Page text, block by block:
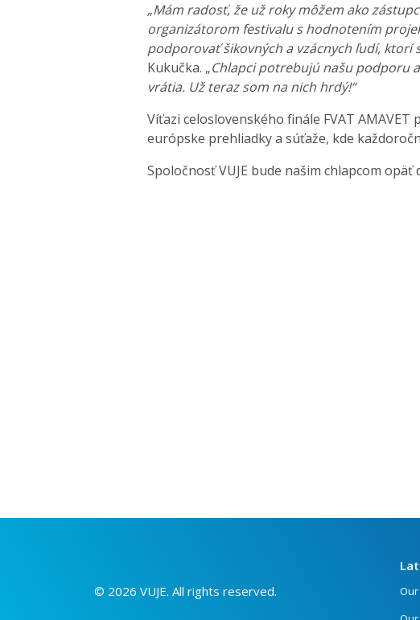
„Mám radosť, že už roky môžem ako
organizátorom festivalu s hodnotením
podporovať šikovných a vzácnych ľudí, ktorí
Kukučka. „Chlapci potrebujú našu podporu
vrátia. Už teraz som na nich hrdý!“
Víťazi celoslovenského finále FVAT
európske prehliadky a súťaže, kde
Spoločnosť VUJE bude našim chlapcom opäť
© 2026 VUJE. All rights reserved.